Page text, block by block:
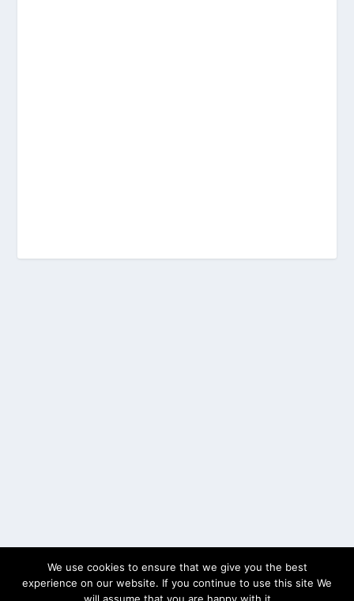
We use cookies to ensure that we give you the best
experience on our website. If you continue to use this site We